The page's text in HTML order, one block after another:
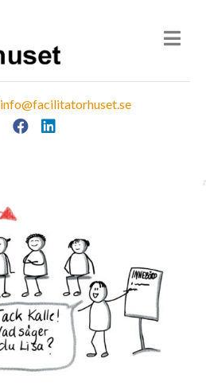
info@facilitatorhuset.se
Facebook
LinkedIn